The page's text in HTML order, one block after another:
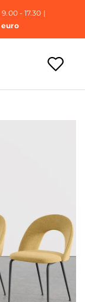
- 17.30 |
euro